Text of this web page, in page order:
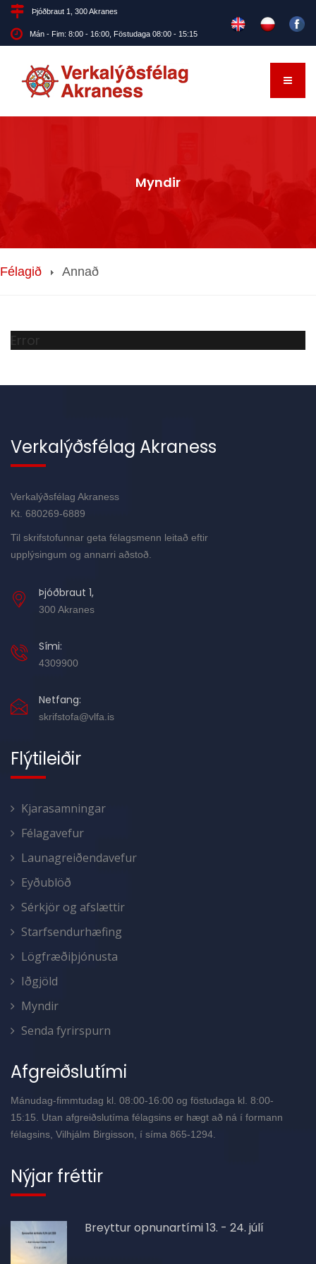
Þjóðbraut 1, 300 Akranes
Mán - Fim: 8:00 - 16:00, Föstudaga 08:00 - 15:15
Myndir
Félagið Annað
Error
Verkalýðsfélag Akraness
Verkalýðsfélag Akraness
Kt. 680269-6889
Til skrifstofunnar geta félagsmenn leitað eftir
upplýsingum og annarri aðstoð.
Þjóðbraut 1,
300 Akranes
Sími:
4309900
Netfang:
skrifstofa@vlfa.is
Flýtileiðir
Kjarasamningar
Félagavefur
Launagreiðendavefur
Eyðublöð
Sérkjör og afslættir
Starfsendurhæfing
Lögfræðiþjónusta
Iðgjöld
Myndir
Senda fyrirspurn
Afgreiðslutími
Mánudag-fimmtudag kl. 08:00-16:00 og föstudaga kl. 8:00-
15:15. Utan afgreiðslutíma félagsins er hægt að ná í formann
félagsins, Vilhjálm Birgisson, í síma 865-1294.
Nýjar fréttir
Breyttur opnunartími 13. - 24. júlí